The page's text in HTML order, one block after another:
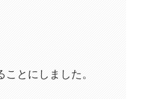
とにしました。